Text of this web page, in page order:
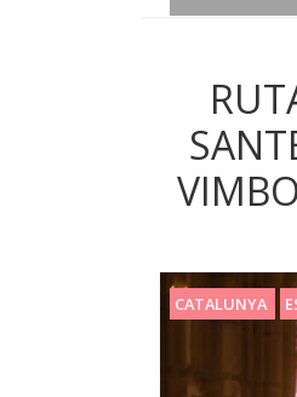
CATALUNYA